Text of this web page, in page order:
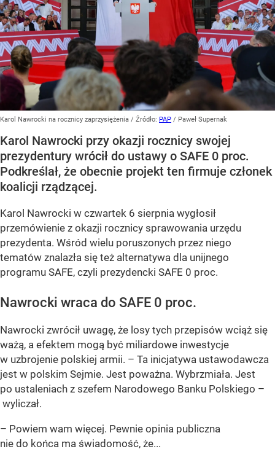
Karol Nawrocki na rocznicy zaprzysiężenia / Źródło: PAP / Paweł Supernak
Karol Nawrocki przy okazji rocznicy swojej
prezydentury wrócił do ustawy o SAFE 0 proc.
Podkreślał, że obecnie projekt ten firmuje członek
koalicji rządzącej.
Karol Nawrocki w czwartek 6 sierpnia wygłosił
przemówienie z okazji rocznicy sprawowania urzędu
prezydenta. Wśród wielu poruszonych przez niego
tematów znalazła się też alternatywa dla unijnego
programu SAFE, czyli prezydencki SAFE 0 proc.
Nawrocki wraca do SAFE 0 proc.
Nawrocki zwrócił uwagę, że losy tych przepisów wciąż się
ważą, a efektem mogą być miliardowe inwestycje
w uzbrojenie polskiej armii. – Ta inicjatywa ustawodawcza
jest w polskim Sejmie. Jest poważna. Wybrzmiała. Jest
po ustaleniach z szefem Narodowego Banku Polskiego –
wyliczał.
– Powiem wam więcej. Pewnie opinia publiczna
nie do końca ma świadomość, że...